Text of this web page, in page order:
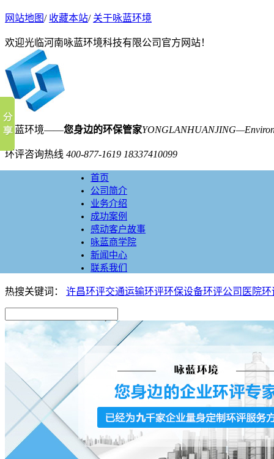
网站地图/ 收藏本站/ 关于咏蓝环境
欢迎光临河南咏蓝环境科技有限公司官方网站！
咏蓝环境——您身边的环保管家
环评咨询热线 400-877-1619 18337410099
首页
公司简介
业务介绍
成功案例
感动客户故事
咏蓝商学院
新闻中心
联系我们
热搜关键词： 许昌环评交通运输环评环保设备环评公司 医院环